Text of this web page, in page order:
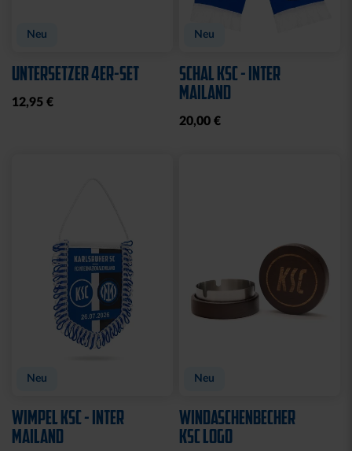
Neu
UNTERSETZER 4ER-SET
12,95 €
Neu
SCHAL KSC - INTER
MAILAND
20,00 €
Neu
WIMPEL KSC - INTER
MAILAND
Neu
WINDASCHENBECHER
KSC LOGO